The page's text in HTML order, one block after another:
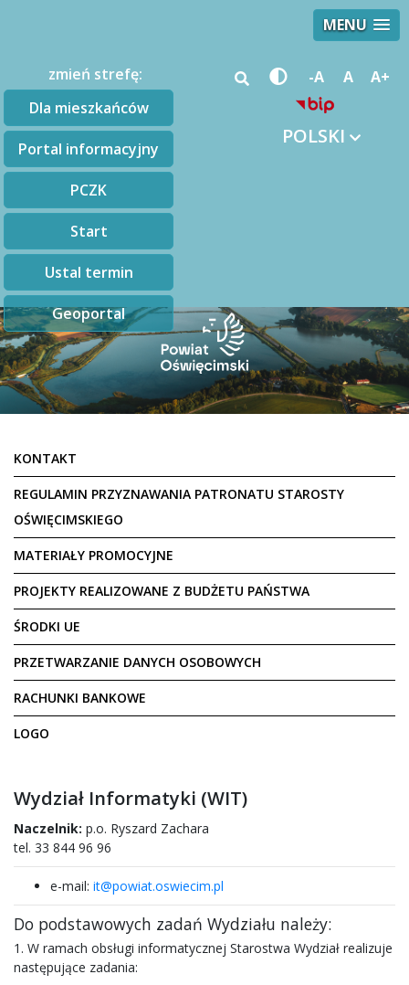
MENU
zmień strefę:
Dla mieszkańców
Portal informacyjny
PCZK
Start
Ustal termin
Geoportal
-A A A+
POLSKI
KONTAKT
REGULAMIN PRZYZNAWANIA PATRONATU STAROSTY
OŚWIĘCIMSKIEGO
MATERIAŁY PROMOCYJNE
PROJEKTY REALIZOWANE Z BUDŻETU PAŃSTWA
ŚRODKI UE
PRZETWARZANIE DANYCH OSOBOWYCH
RACHUNKI BANKOWE
LOGO
Wydział Informatyki (WIT)
Naczelnik: p.o. Ryszard Zachara
tel. 33 844 96 96
e-mail: it@powiat.oswiecim.pl
Do podstawowych zadań Wydziału należy:
1. W ramach obsługi informatycznej Starostwa Wydział realizuje
następujące zadania: